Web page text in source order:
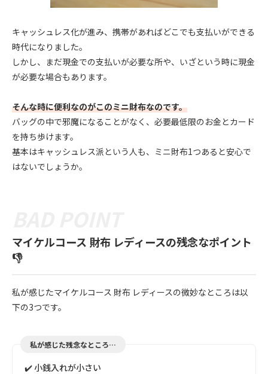
キャッシュレス化が進み、携帯があればどこでも支払いができる
時代になりました。
しかし、まだ現金での支払いが必要な所や、いざという時に現金
が必要な場合もあります。
そんな時に便利なのがこのミニ財布なのです。
バッグの中で邪魔になることがなく、必要最低限のお金とカード
を持ち歩けます。
基本はキャッシュレス派という人も、ミニ財布1つあると安心で
はないでしょうか。
マイケルコース 財布 レディースの残念なポイント
👎
私が感じたマイケルコース 財布 レディースの微妙なところは以
下の3つです。
私が感じた残念なところ…
✔️ 小銭入れが小さい